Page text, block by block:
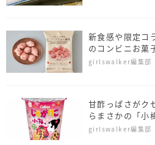
新食感や限定コ
のコンビニお菓
girlswalker編集部
甘酢っぱさがク
らまさかの「小
girlswalker編集部